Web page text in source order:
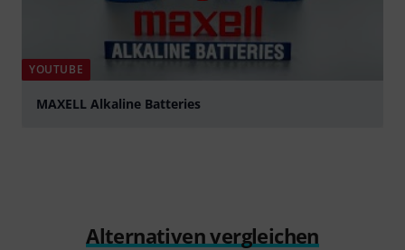
YOUTUBE
MAXELL Alkaline Batteries
Alternativen vergleichen